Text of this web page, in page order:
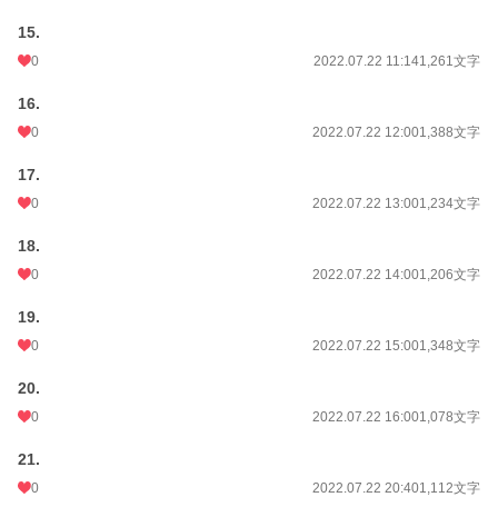
15.
0 2022.07.22 11:141,261文字
16.
0 2022.07.22 12:001,388文字
17.
0 2022.07.22 13:001,234文字
18.
0 2022.07.22 14:001,206文字
19.
0 2022.07.22 15:001,348文字
20.
0 2022.07.22 16:001,078文字
21.
0 2022.07.22 20:401,112文字